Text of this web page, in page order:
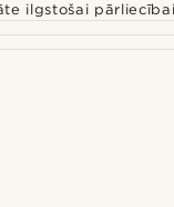
ilgstošai pārliecībai